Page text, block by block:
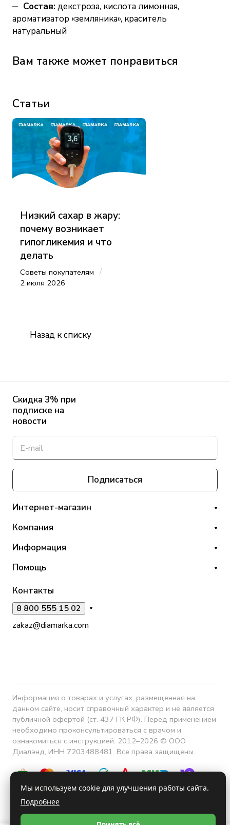
Состав:декстроза, кислота лимонная,
ароматизатор «земляника», краситель
натуральный
Вам также может понравиться
Статьи
Низкий сахар в жару:
почему возникает
гипогликемия и что
делать
Советы покупателям /
2 июля 2026
Назад к списку
Скидка 3% при
подписке на
новости
Подписаться
Интернет-магазин
Компания
Информация
Помощь
Контакты
8 800 555 15 02
zakaz@diamarka.com
Информация о товарах и услугах, размещенная на
данном сайте, носит справочный характер и не является
публичной офертой (ст. 437 ГК РФ). Перед применением
необходимо проконсультироваться с врачом и
ознакомиться с инструкцией. 2012–2026 © ООО
Диалэнд, ИНН 7203488481. Все права защищены.
Конфиденциальность
Мы используем cookie для улучшения работы сайта.
Подробнее